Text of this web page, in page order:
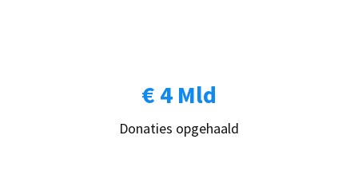
€ 4 Mld
Donaties opgehaald